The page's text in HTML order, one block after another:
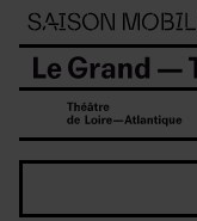
Panneau de gestion